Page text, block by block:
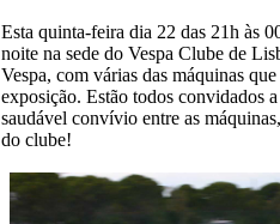
Esta quinta-feira dia 22 das 21h às
noite na sede do Vespa Clube de
Vespa, com várias das máquinas
exposição. Estão todos convidados a
saudável convívio entre as
do clube!